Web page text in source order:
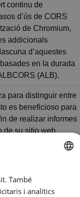
continu de
d’ús de CORS
de Chromium,
addicionals
d’aquestes
en la durada
(ALB).
para distinguir entre
es beneficioso para
de realizar informes
de su sitio web.
per donar suport a
ENGLISH
També
i analítics